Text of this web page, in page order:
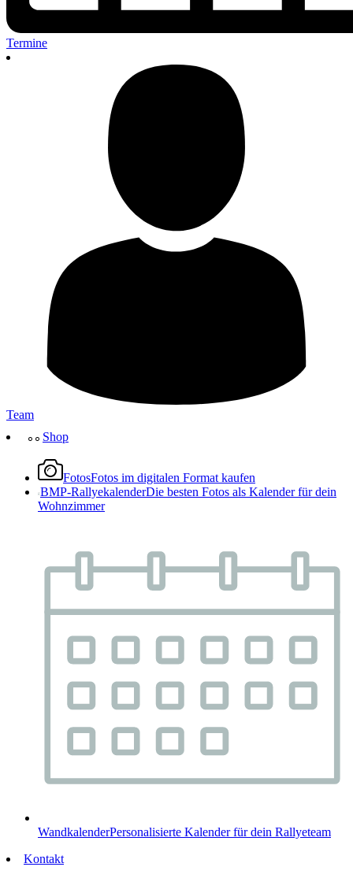
Termine
Team
Shop
FotosFotos im digitalen Format kaufen
BMP-RallyekalenderDie besten Fotos als Kalender für dein
Wohnzimmer
WandkalenderPersonalisierte Kalender für dein Rallyeteam
Kontakt